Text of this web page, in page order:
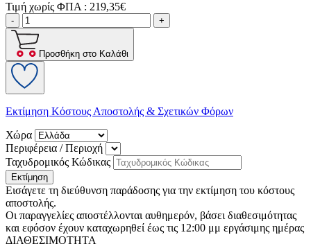
Τιμή χωρίς ΦΠΑ : 219,35€
- +
Προσθήκη στο Καλάθι
Εκτίμηση Κόστους Αποστολής & Σχετικών Φόρων
Χώρα
Περιφέρεια / Περιοχή
Ταχυδρομικός Κώδικας
Εκτίμηση
Εισάγετε τη διεύθυνση παράδοσης για την εκτίμηση του κόστους
αποστολής.
Οι παραγγελίες αποστέλλονται αυθημερόν, βάσει διαθεσιμότητας
και εφόσον έχουν καταχωρηθεί έως τις 12:00 μμ εργάσιμης ημέρας
ΔΙΑΘΕΣΙΜΟΤΗΤΑ